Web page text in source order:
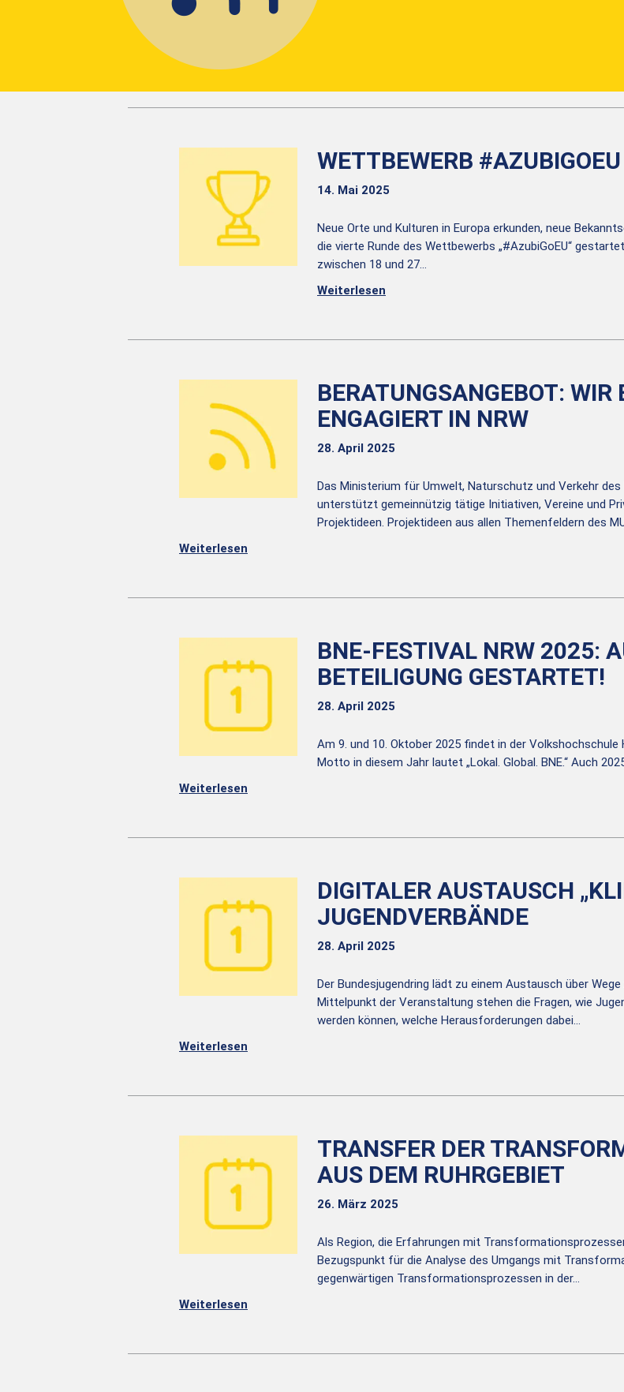
WETTBEWERB #AZUBIGOEU
14. Mai 2025
Neue Orte und Kulturen in Europa erkunden, neue
die vierte Runde des Wettbewerbs „#AzubiGoEU“
zwischen 18 und 27…
Weiterlesen
BERATUNGSANGEBOT: WIR
ENGAGIERT IN NRW
28. April 2025
Das Ministerium für Umwelt, Naturschutz und Verkehr
unterstützt gemeinnützig tätige Initiativen, Vereine und
Projektideen. Projektideen aus allen Themenfeldern des
Weiterlesen
BNE-FESTIVAL NRW 2025:
BETEILIGUNG GESTARTET!
28. April 2025
Am 9. und 10. Oktober 2025 findet in der
Motto in diesem Jahr lautet „Lokal. Global. BNE.“ Auch
Weiterlesen
DIGITALER AUSTAUSCH
JUGENDVERBÄNDE
28. April 2025
Der Bundesjugendring lädt zu einem Austausch über
Mittelpunkt der Veranstaltung stehen die Fragen, wie
werden können, welche Herausforderungen dabei…
Weiterlesen
TRANSFER DER
AUS DEM RUHRGEBIET
26. März 2025
Als Region, die Erfahrungen mit
Bezugspunkt für die Analyse des Umgangs mit
gegenwärtigen Transformationsprozessen in der…
Weiterlesen